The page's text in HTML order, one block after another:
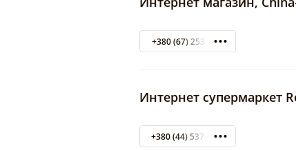
+380 (67) 2533866
Интернет супермаркет
+380 (44) 537-02-22